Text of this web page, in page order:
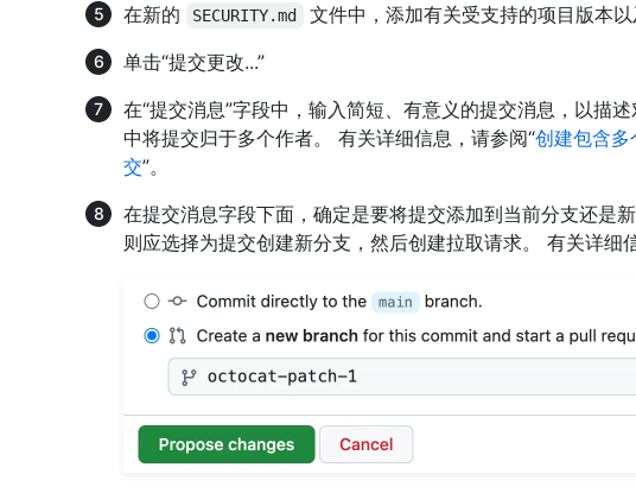
在新的
SECURITY.md
文件中，添加有关受支持的项目版本以
单击“提交更改...”
在“提交消息”字段中，输入简短、有意义的提交消息，以描
中将提交归于多个作者。 有关详细信息，请参阅“创建包含多
交”。
在提交消息字段下面，确定是要将提交添加到当前分支还是
则应选择为提交创建新分支，然后创建拉取请求。 有关详细